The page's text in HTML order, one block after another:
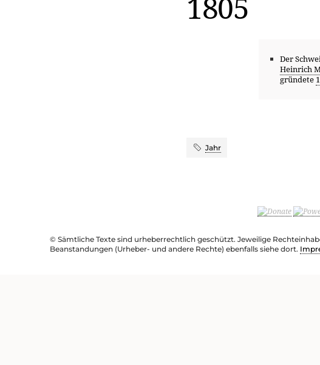
Der
Heinrich
gründete
Jahr
© Sämtliche Texte sind urheberrechtlich geschützt. Jeweilige
Beanstandungen (Urheber- und andere Rechte) ebenfalls siehe dort.